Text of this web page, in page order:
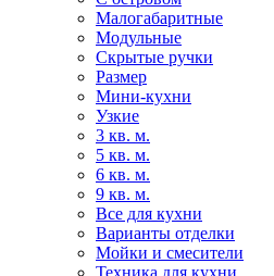
Малогабаритные
Модульные
Скрытые ручки
Размер
Мини-кухни
Узкие
3 кв. м.
5 кв. м.
6 кв. м.
9 кв. м.
Все для кухни
Варианты отделки
Мойки и смесители
Техника для кухни